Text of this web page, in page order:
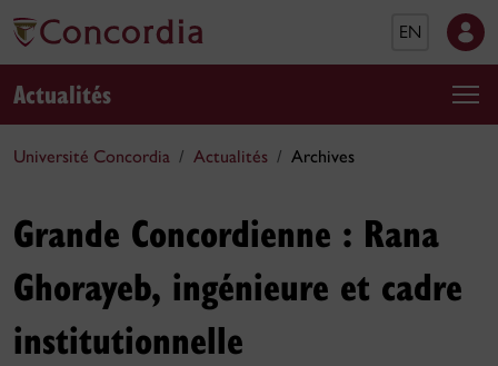
EN
Actualités
Université Concordia Actualités Archives
Grande Concordienne : Rana
Ghorayeb, ingénieure et cadre
institutionnelle